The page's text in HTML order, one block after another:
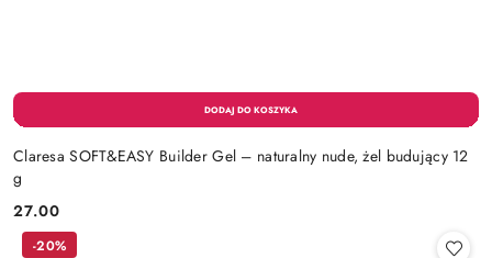
Claresa SOFT&EASY Builder Gel – naturalny nude, żel budujący 12
g
Cena:
27.00
-20%